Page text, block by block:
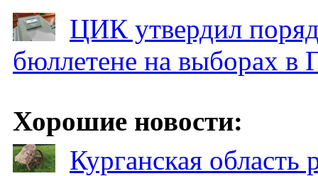
ЦИК утвердил
бюллетене на выборах в
Хорошие новости:
Курганская